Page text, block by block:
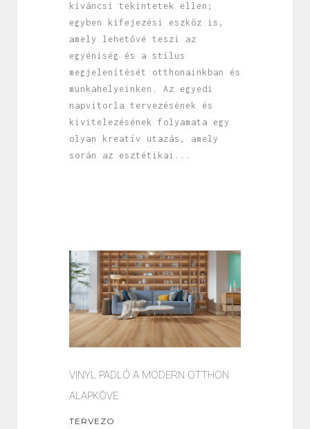
kíváncsi tekintetek ellen;
egyben kifejezési eszköz is,
amely lehetővé teszi az
egyéniség és a stílus
megjelenítését otthonainkban és
munkahelyeinken. Az egyedi
napvitorla tervezésének és
kivitelezésének folyamata egy
olyan kreatív utazás, amely
során az esztétikai...
VINYL PADLÓ A MODERN OTTHON
ALAPKÖVE
TERVEZO